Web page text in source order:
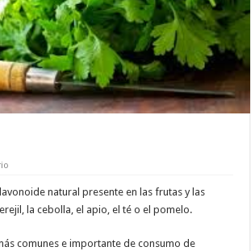
natural presente en las frutas y las
la cebolla, el apio, el té o el pomelo.
comunes e importante de consumo de